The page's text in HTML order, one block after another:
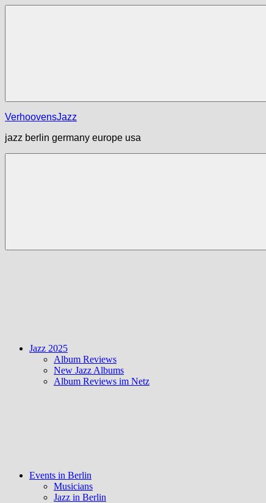
Zum
Menü
VerhoovensJazz
jazz berlin germany europe usa
Menü
Jazz 2025
Album Reviews
New Jazz Albums
Album Reviews im Netz
Events in Berlin
Musicians
Jazz in Berlin